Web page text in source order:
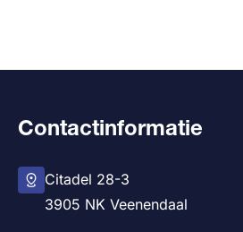
Contactinformatie
Citadel 28-3
3905 NK Veenendaal